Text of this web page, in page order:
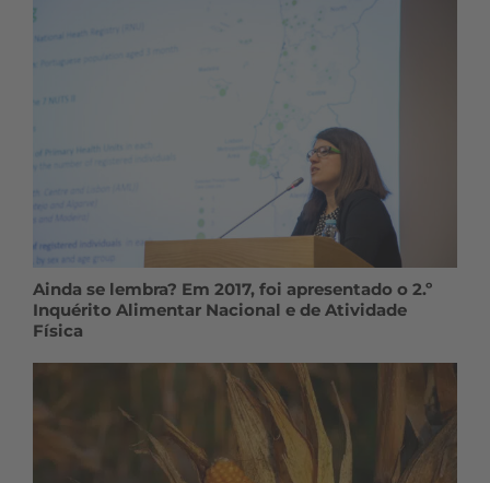
Ainda se lembra? Em 2017, foi apresentado o 2.º
Inquérito Alimentar Nacional e de Atividade
Física